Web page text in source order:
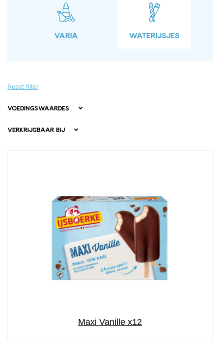
VARIA WATERIJSJES
Reset filter
Voedingswaardes
Verkrijgbaar bij
Maxi Vanille x12